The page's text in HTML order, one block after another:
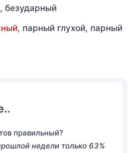
, безударный
, парный глухой, парный
правильный?
недели только 63%